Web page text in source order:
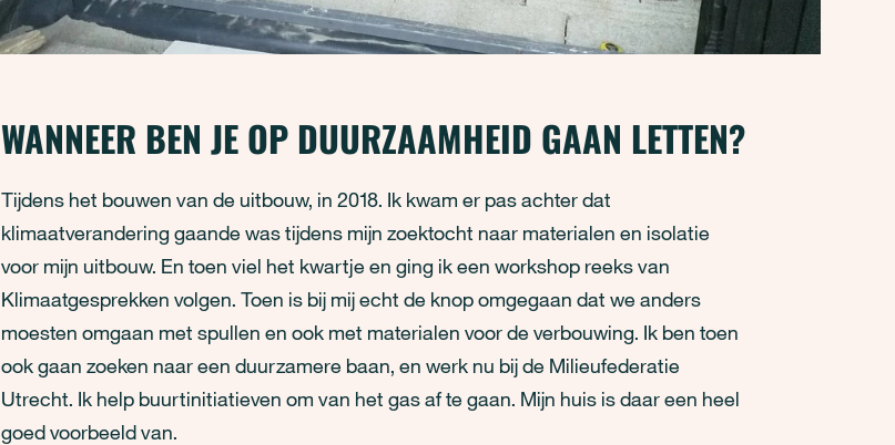
WANNEER BEN JE OP DUURZAAMHEID GAAN LETTEN?
Tijdens het bouwen van de uitbouw, in 2018. Ik kwam er pas achter dat
klimaatverandering gaande was tijdens mijn zoektocht naar materialen en isolatie
voor mijn uitbouw. En toen viel het kwartje en ging ik een workshop reeks van
Klimaatgesprekken volgen. Toen is bij mij echt de knop omgegaan dat we anders
moesten omgaan met spullen en ook met materialen voor de verbouwing. Ik ben toen
ook gaan zoeken naar een duurzamere baan, en werk nu bij de Milieufederatie
Utrecht. Ik help buurtinitiatieven om van het gas af te gaan. Mijn huis is daar een heel
goed voorbeeld van.